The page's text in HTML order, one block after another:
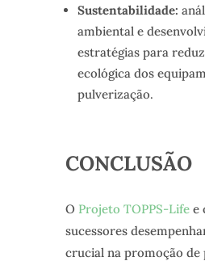
Sustentabilidade:
ambiental e
estratégias para
ecológica dos
pulverização.
CONCLUSÃO
O Projeto TOPPS-Lifee
sucessores
crucial na promoção de